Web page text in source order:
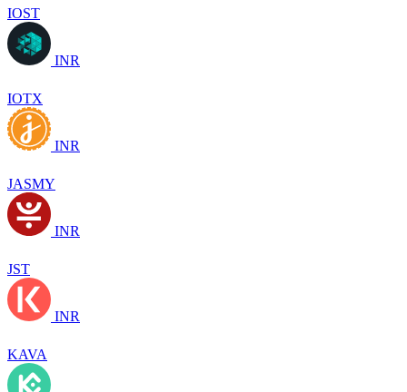
IOST
INR
IOTX
INR
JASMY
INR
JST
INR
KAVA